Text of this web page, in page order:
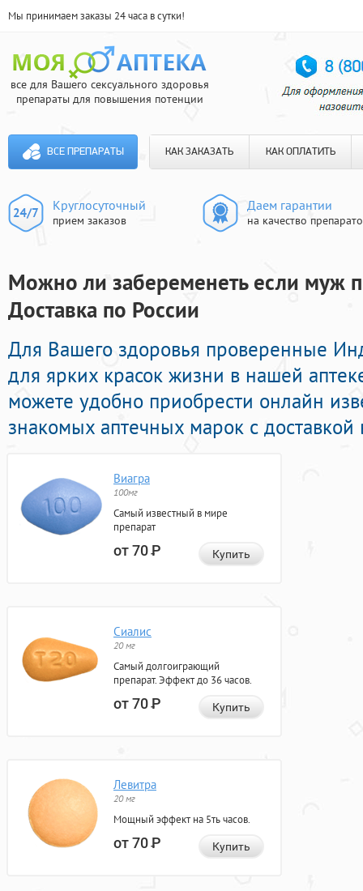
Мы принимаем заказы 24 часа в сутки!
все для Вашего сексуального здоровья
препараты для повышения потенции
ВСЕ ПРЕПАРАТЫ КАК ЗАКАЗАТЬ КАК ОПЛАТИТЬ
Круглосуточный
прием заказов
Даем гарантии
на качество
Можно ли забеременеть если муж
Доставка по России
Для Вашего здоровья проверенные
для ярких красок жизни в нашей
можете удобно приобрести онлайн
знакомых аптечных марок с
Виагра
100мг
Самый известный в мире
препарат
от 70Р Купить
Сиалис
20 мг
Самый долгоиграющий
препарат. Эффект до 36 часов.
от 70Р Купить
Левитра
20 мг
Мощный эффект на 5ть часов.
от 70Р Купить